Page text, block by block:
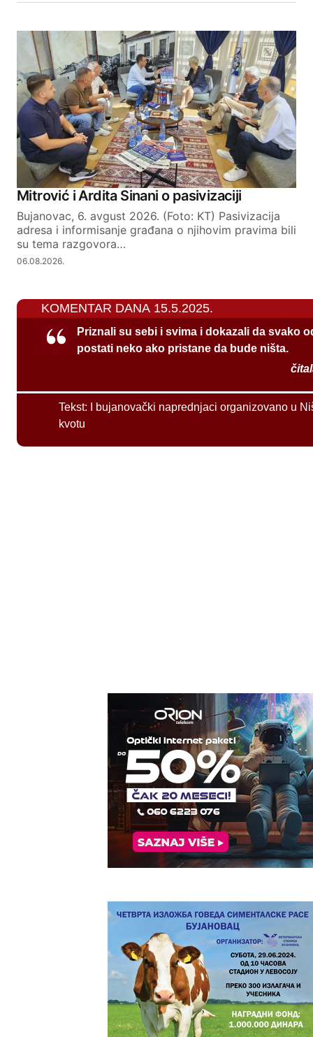
Mitrović i Ardita Sinani o pasivizaciji
Bujanovac, 6. avgust 2026. (Foto: KT) Pasivizacija
adresa i informisanje građana o njihovim pravima bili
su tema razgovora…
06.08.2026.
KOMENTAR DANA 15.5.2025.
Priznali su sebi i svima i dokazali da svako
postati neko ako pristane da bude ništa.
Tekst:
I bujanovački naprednjaci organizovano u
kvotu